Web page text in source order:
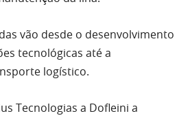
vão desde o desenvolvimento
tecnológicas até a
logístico.
Tecnologias a Dofleini a